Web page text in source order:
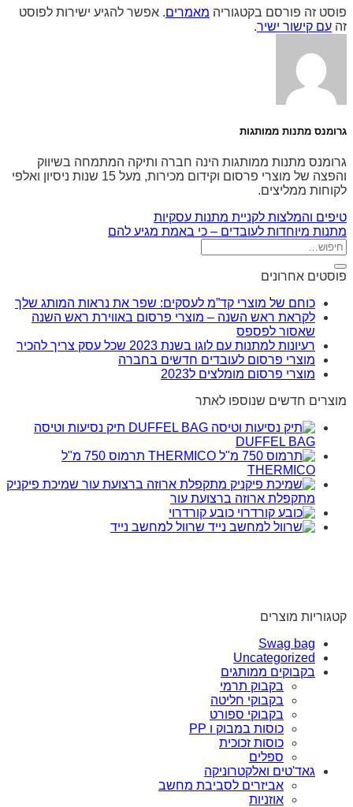
פוסט זה פורסם בקטגוריה מאמרים. אפשר להגיע ישירות לפוסט
זה עם קישור ישיר.
גרומנס מתנות ממותגות
גרומנס מתנות ממותגות הינה חברה ותיקה המתמחה בשיווק
והפצה של מוצרי פרסום וקידום מכירות, מעל 15 שנות ניסיון ואלפי
לקוחות ממליצים.
טיפים והמלצות לקניית מתנות עסקיות
מתנות מיוחדות לעובדים – כי באמת מגיע להם
פוסטים אחרונים
כוחם של מוצרי קד”מ לעסקים: שפר את נראות המותג שלך
לקראת ראש השנה – מוצרי פרסום באווירת ראש השנה
שאסור לפספס
רעיונות למתנות עם לוגו בשנת 2023 שכל עסק צריך להכיר
מוצרי פרסום לעובדים חדשים בחברה
מוצרי פרסום מומלצים ל2023
מוצרים חדשים שנוספו לאתר
תיק נסיעות וטיסה
DUFFEL BAG
תרמוס 750 מ"ל
THERMICO
שמיכת פיקניק
מתקפלת ארוזה ברצועת עור
כובע קורדרוי
שרוול למחשב נייד
קטגוריות מוצרים
Swag bag
Uncategorized
בקבוקים ממותגים
בקבוק תרמי
בקבוקי חליטה
בקבוקי ספורט
כוסות במבוק ו PP
כוסות זכוכית
ספלים
גאד'טים ואלקטרוניקה
אביזרים לסביבת מחשב
אוזניות